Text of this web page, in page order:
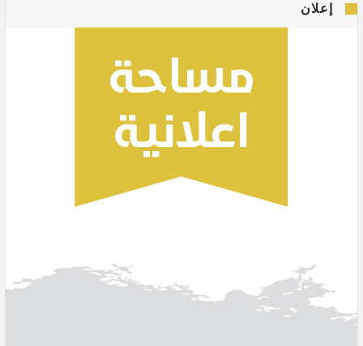
إعلان